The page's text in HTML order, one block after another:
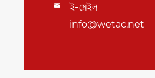
 ই-মেইল
info@wetac.net